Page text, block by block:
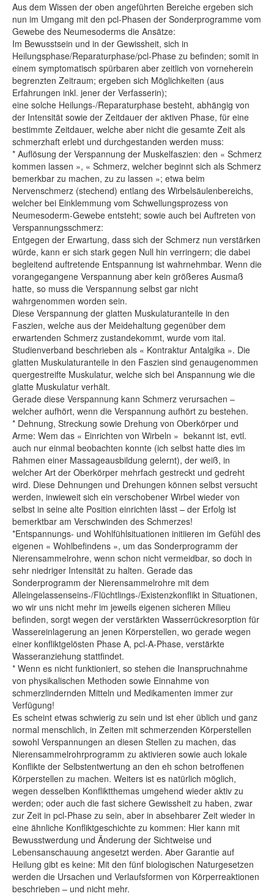
Aus dem Wissen der oben angeführten Bereiche ergeben sich
nun im Umgang mit den pcl-Phasen der Sonderprogramme vom
Gewebe des Neumesoderms die Ansätze:
Im Bewusstsein und in der Gewissheit, sich in
Heilungsphase/Reparaturphase/pcl-Phase zu befinden; somit in
einem symptomatisch spürbaren aber zeitlich von vorneherein
begrenzten Zeitraum; ergeben sich Möglichkeiten (aus
Erfahrungen inkl. jener der Verfasserin);
eine solche Heilungs-/Reparaturphase besteht, abhängig von
der Intensität sowie der Zeitdauer der aktiven Phase, für eine
bestimmte Zeitdauer, welche aber nicht die gesamte Zeit als
schmerzhaft erlebt und durchgestanden werden muss:
* Auflösung der Verspannung der Muskelfaszien: den « Schmerz
kommen lassen », « Schmerz, welcher beginnt sich als Schmerz
bemerkbar zu machen, zu zu lassen »; etwa beim
Nervenschmerz (stechend) entlang des Wirbelsäulenbereichs,
welcher bei Einklemmung vom Schwellungsprozess von
Neumesoderm-Gewebe entsteht; sowie auch bei Auftreten von
Verspannungsschmerz:
Entgegen der Erwartung, dass sich der Schmerz nun verstärken
würde, kann er sich stark gegen Null hin verringern; die dabei
begleitend auftretende Entspannung ist wahrnehmbar. Wenn die
vorangegangene Verspannung aber kein größeres Ausmaß
hatte, so muss die Verspannung selbst gar nicht
wahrgenommen worden sein.
Diese Verspannung der glatten Muskulaturanteile in den
Faszien, welche aus der Meidehaltung gegenüber dem
erwartenden Schmerz zustandekommt, wurde vom ital.
Studienverband beschrieben als « Kontraktur Antalgika ». Die
glatten Muskulaturanteile in den Faszien sind genaugenommen
quergestreifte Muskulatur, welche sich bei Anspannung wie die
glatte Muskulatur verhält.
Gerade diese Verspannung kann Schmerz verursachen –
welcher aufhört, wenn die Verspannung aufhört zu bestehen.
* Dehnung, Streckung sowie Drehung von Oberkörper und
Arme: Wem das « Einrichten von Wirbeln » bekannt ist, evtl.
auch nur einmal beobachten konnte (ich selbst hatte dies im
Rahmen einer Massageausbildung gelernt), der weiß, in
welcher Art der Oberkörper mehrfach gestreckt und gedreht
wird. Diese Dehnungen und Drehungen können selbst versucht
werden, inwieweit sich ein verschobener Wirbel wieder von
selbst in seine alte Position einrichten lässt – der Erfolg ist
bemerktbar am Verschwinden des Schmerzes!
*Entspannungs- und Wohlfühlsituationen initiieren im Gefühl des
eigenen « Wohlbefindens », um das Sonderprogramm der
Nierensammelrohre, wenn schon nicht vermeidbar, so doch in
sehr niedriger Intensität zu halten. Gerade das
Sonderprogramm der Nierensammelrohre mit dem
Alleingelassenseins-/Flüchtlings-/Existenzkonflikt in Situationen,
wo wir uns nicht mehr im jeweils eigenen sicheren Milieu
befinden, sorgt wegen der verstärkten Wasserrückresorption für
Wassereinlagerung an jenen Körperstellen, wo gerade wegen
einer konfliktgelösten Phase A, pcl-A-Phase, verstärkte
Wasseranziehung stattfindet.
* Wenn es nicht funktioniert, so stehen die Inanspruchnahme
von physikalischen Methoden sowie Einnahme von
schmerzlindernden Mitteln und Medikamenten immer zur
Verfügung!
Es scheint etwas schwierig zu sein und ist eher üblich und ganz
normal menschlich, in Zeiten mit schmerzenden Körperstellen
sowohl Verspannungen an diesen Stellen zu machen, das
Nierensammelrohrprogramm zu aktivieren sowie auch lokale
Konflikte der Selbstentwertung an den eh schon betroffenen
Körperstellen zu machen. Weiters ist es natürlich möglich,
wegen desselben Konfliktthemas umgehend wieder aktiv zu
werden; oder auch die fast sichere Gewissheit zu haben, zwar
zur Zeit in pcl-Phase zu sein, aber in absehbarer Zeit wieder in
eine ähnliche Konfliktgeschichte zu kommen: Hier kann mit
Bewusstwerdung und Änderung der Sichtweise und
Lebensanschauung angesetzt werden. Aber Garantie auf
Heilung gibt es keine: Mit den fünf biologischen Naturgesetzen
werden die Ursachen und Verlaufsformen von Körperreaktionen
beschrieben – und nicht mehr.